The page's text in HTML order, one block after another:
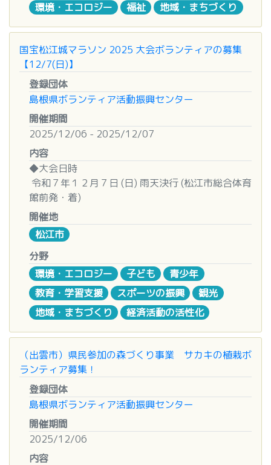
【活動内容について】
詳しくは、こちらからご確認ください。
〈留意事項〉
・詳細は大田市社協ホームページをご覧ください。
・これまでの活動の様子については大田市ボランテ
ィアセンターFacebookにアップしています。
https://www.facebook.com/ohdavc/
■お問い合わせ先
Npo法人チャリティーサンタ島根支部
Facebook
Instagram
■場所
出雲市総合ボランティアセンター
（出雲市松寄下町７０３－１）
■対象
子どもから大人までどなたでもOK！
■お問い合わせ先
出雲市総合ボランティアセンター
島根県出雲市松寄下町７０３－１
TEL（０８５３）２１-５４００
※土日もＯＫ♪（朝９時～夕６時まで）
環境・エコロジー
福祉 地域・まちづくり
国宝松江城マラソン 2025 大会ボランティアの募集
【12/7(日)】
登録団体
島根県ボランティア活動振興センター
開催期間
2025/12/06 - 2025/12/07
内容
◆大会日時
令和７年１２月７日 (日) 雨天決行 (松江市総合体育
館前発・着)
・フルマラソン スタート時間 8:30 / 競技終了時間
14:30
・ファンラン スタート時間 8:43 / 競技終了時間
9:33
◆ボランティア役員募集期間
令和７年７月 ３日 (木) から令和７年１０月１日
(木) まで
◆募集人数
800 名
※800 名の内、前日・当日 2 日間できる方を 50
◆募集条件等
中学生以上で当日、健康・体力に自信のある男女
開催地
松江市
分野
環境・エコロジー
子ども
青少年
教育・学習支援
スポーツの振興
観光
地域・まちづくり
経済活動の活性化
（出雲市）県民参加の森づくり事業 サカキの植栽ボ
ランティア募集！
登録団体
島根県ボランティア活動振興センター
開催期間
2025/12/06
内容